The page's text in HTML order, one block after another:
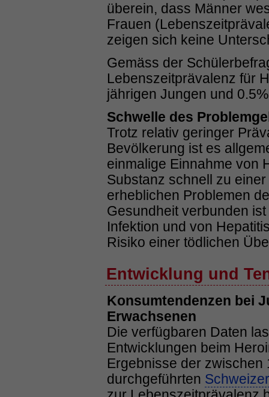
überein, dass Männer
Frauen
zeigen sich keine
Gemäss der
Lebenszeitprävalenz für
jährigen Jungen und
Schwelle des
Trotz relativ geringer
Bevölkerung ist es
einmalige Einnahme von
Substanz schnell zu
erheblichen Problemen
Gesundheit verbunden
Infektion und von
Risiko einer tödlichen
Entwicklung und
Konsumtendenzen bei
Erwachsenen
Die verfügbaren Daten
Entwicklungen beim
Ergebnisse der zwischen
durchgeführten